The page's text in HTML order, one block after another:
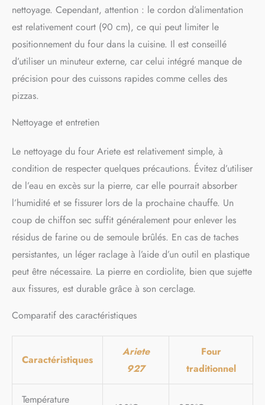
nettoyage. Cependant, attention : le cordon d’alimentation
est relativement court (90 cm), ce qui peut limiter le
positionnement du four dans la cuisine. Il est conseillé
d’utiliser un minuteur externe, car celui intégré manque de
précision pour des cuissons rapides comme celles des
pizzas.
Nettoyage et entretien
Le nettoyage du four Ariete est relativement simple, à
condition de respecter quelques précautions. Évitez d’utiliser
de l’eau en excès sur la pierre, car elle pourrait absorber
l’humidité et se fissurer lors de la prochaine chauffe. Un
coup de chiffon sec suffit généralement pour enlever les
résidus de farine ou de semoule brûlés. En cas de taches
persistantes, un léger raclage à l’aide d’un outil en plastique
peut être nécessaire. La pierre en cordiolite, bien que sujette
aux fissures, est durable grâce à son cerclage.
Comparatif des caractéristiques
Caractéristiques
Ariete
927
Four
traditionnel
Température